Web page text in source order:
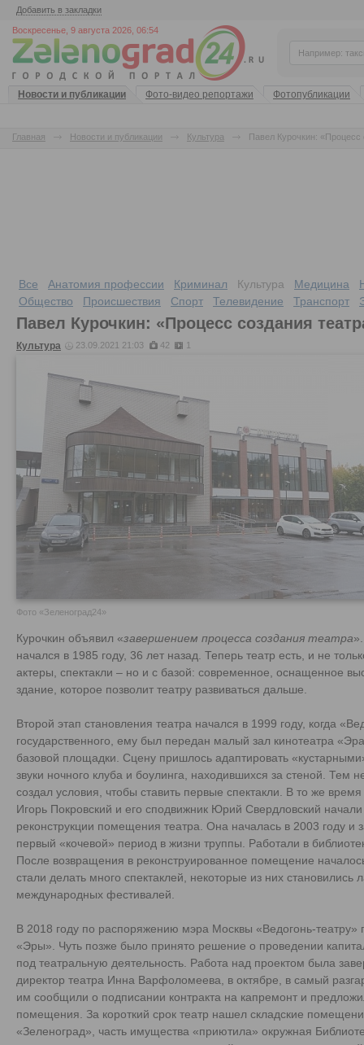
Добавить в закладки
Воскресенье, 9 августа 2026, 06:54
Новости и публикации Фото-видео репортажи Фотопубликации
Главная Новости и публикации Культура Павел Курочкин: «Процесс
Все Анатомия профессии Криминал Культура Медицина
Общество
Происшествия Спорт Телевидение Транспорт
Павел Курочкин: «Процесс создания
Культура 23.09.2021 21:03 42 1
Фото «Зеленоград24»
Курочкин объявил «завершением процесса создания театра
начался в 1985 году, 36 лет назад. Теперь театр есть, и не
актеры, спектакли – но и с базой: современное, оснащенное
здание, которое позволит театру развиваться дальше.
Второй этап становления театра начался в 1999 году, когда
государственного, ему был передан малый зал кинотеатра
базовой площадки. Сцену пришлось адаптировать
звуки ночного клуба и боулинга, находившихся за стеной. Тем
создал условия, чтобы ставить первые спектакли. В то же
Игорь Покровский и его сподвижник Юрий Свердловский
реконструкции помещения театра. Она началась в 2003 году
первый «кочевой» период в жизни труппы. Работали в
После возвращения в реконструированное помещение
стали делать много спектаклей, некоторые из них становились
международных фестивалей.
В 2018 году по распоряжению мэра Москвы «Ведогонь-
«Эры». Чуть позже было принято решение о проведении
под театральную деятельность. Работа над проектом была
директор театра Инна Варфоломеева, в октябре, в самый
им сообщили о подписании контракта на капремонт и
помещения. За короткий срок театр нашел складские
«Зеленоград», часть имущества «приютила» окружная